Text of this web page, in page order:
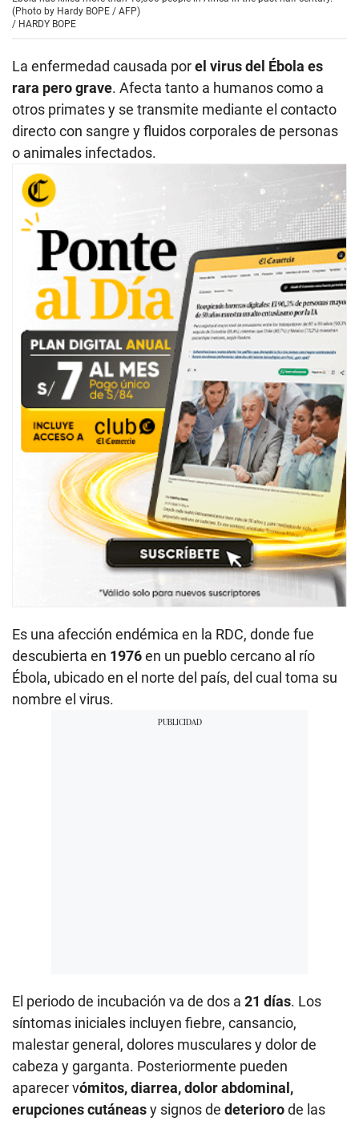
(Photo by Hardy BOPE / AFP)
/ HARDY BOPE
La enfermedad causada porel virus del Ébola es
rara pero grave. Afecta tanto a humanos como a
otros primates y se transmite mediante el contacto
directo con sangre y fluidos corporales de personas
o animales infectados.
Es una afección endémica en la RDC, donde fue
descubierta en 1976en un pueblo cercano al río
Ébola, ubicado en el norte del país, del cual toma su
nombre el virus.
El periodo de incubación va de dos a 21 días. Los
síntomas iniciales incluyen fiebre, cansancio,
malestar general, dolores musculares y dolor de
cabeza y garganta. Posteriormente pueden
aparecer vómitos, diarrea, dolor abdominal,
erupciones cutáneasy signos de deteriorode las